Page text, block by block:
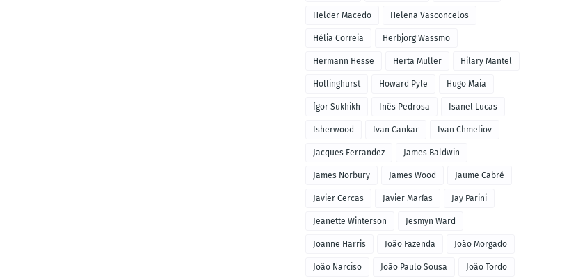
Helder Macedo Helena Vasconcelos
Hélia Correia Herbjorg Wassmo
Hermann Hesse Herta Muller Hilary Mantel
Hollinghurst Howard Pyle Hugo Maia
Ígor Sukhikh Inês Pedrosa Isanel Lucas
Isherwood Ivan Cankar Ivan Chmeliov
Jacques Ferrandez James Baldwin
James Norbury James Wood Jaume Cabré
Javier Cercas Javier Marías Jay Parini
Jeanette Winterson Jesmyn Ward
Joanne Harris João Fazenda João Morgado
João Narciso João Paulo Sousa João Tordo